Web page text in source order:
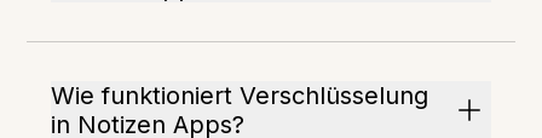
Wie funktioniert Verschlüsselung
in Notizen Apps?